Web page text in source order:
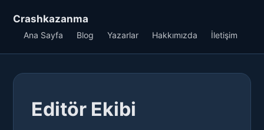
Crashkazanma
Ana Sayfa Blog Yazarlar Hakkımızda İletişim
Editör Ekibi